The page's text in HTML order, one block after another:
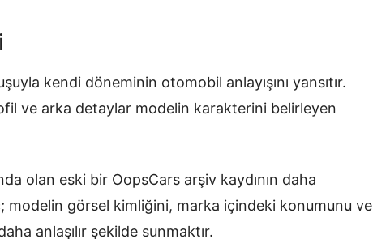
kendi döneminin otomobil anlayışını yansıtır.
ve arka detaylar modelin karakterini belirleyen
olan eski bir OopsCars arşiv kaydının daha
modelin görsel kimliğini, marka içindeki konumunu ve
anlaşılır şekilde sunmaktır.